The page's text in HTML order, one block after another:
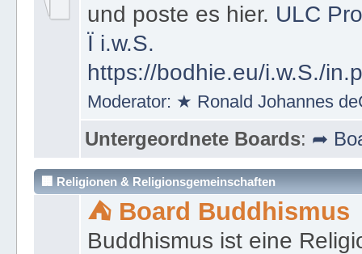
und poste es hier. ULC
Ï i.w.S.
https://bodhie.eu/i.w.S./
Moderator: ★ Ronald Johannes
Untergeordnete Boards: ➦
🏢 Religionen & Religionsgemeinschaften
⛺ Board Buddhismus
Buddhismus ist eine